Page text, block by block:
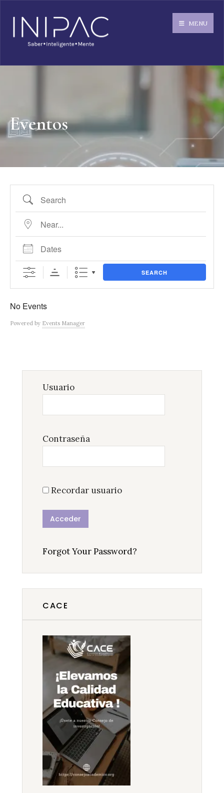
MENU
Eventos
Search
Near...
Dates
SEARCH
No Events
Powered by Events Manager
Usuario
Contraseña
Recordar usuario
Forgot Your Password?
CACE